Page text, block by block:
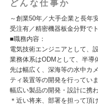
どんな仕事か
～創業50年／大手企業と長年
受注有／精密機器板金分野で
■職務内容：
電気技術エンジニアとして、
業務体系はODMとして、半導
先は幅広く、深海等の水中カ
ティ装置等の開発を行っていま
幅広い製品の開発・設計に携わ
＊近い将来、部署を担って頂